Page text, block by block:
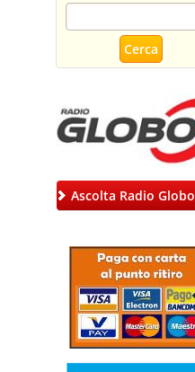
Ascolta Radio Globo